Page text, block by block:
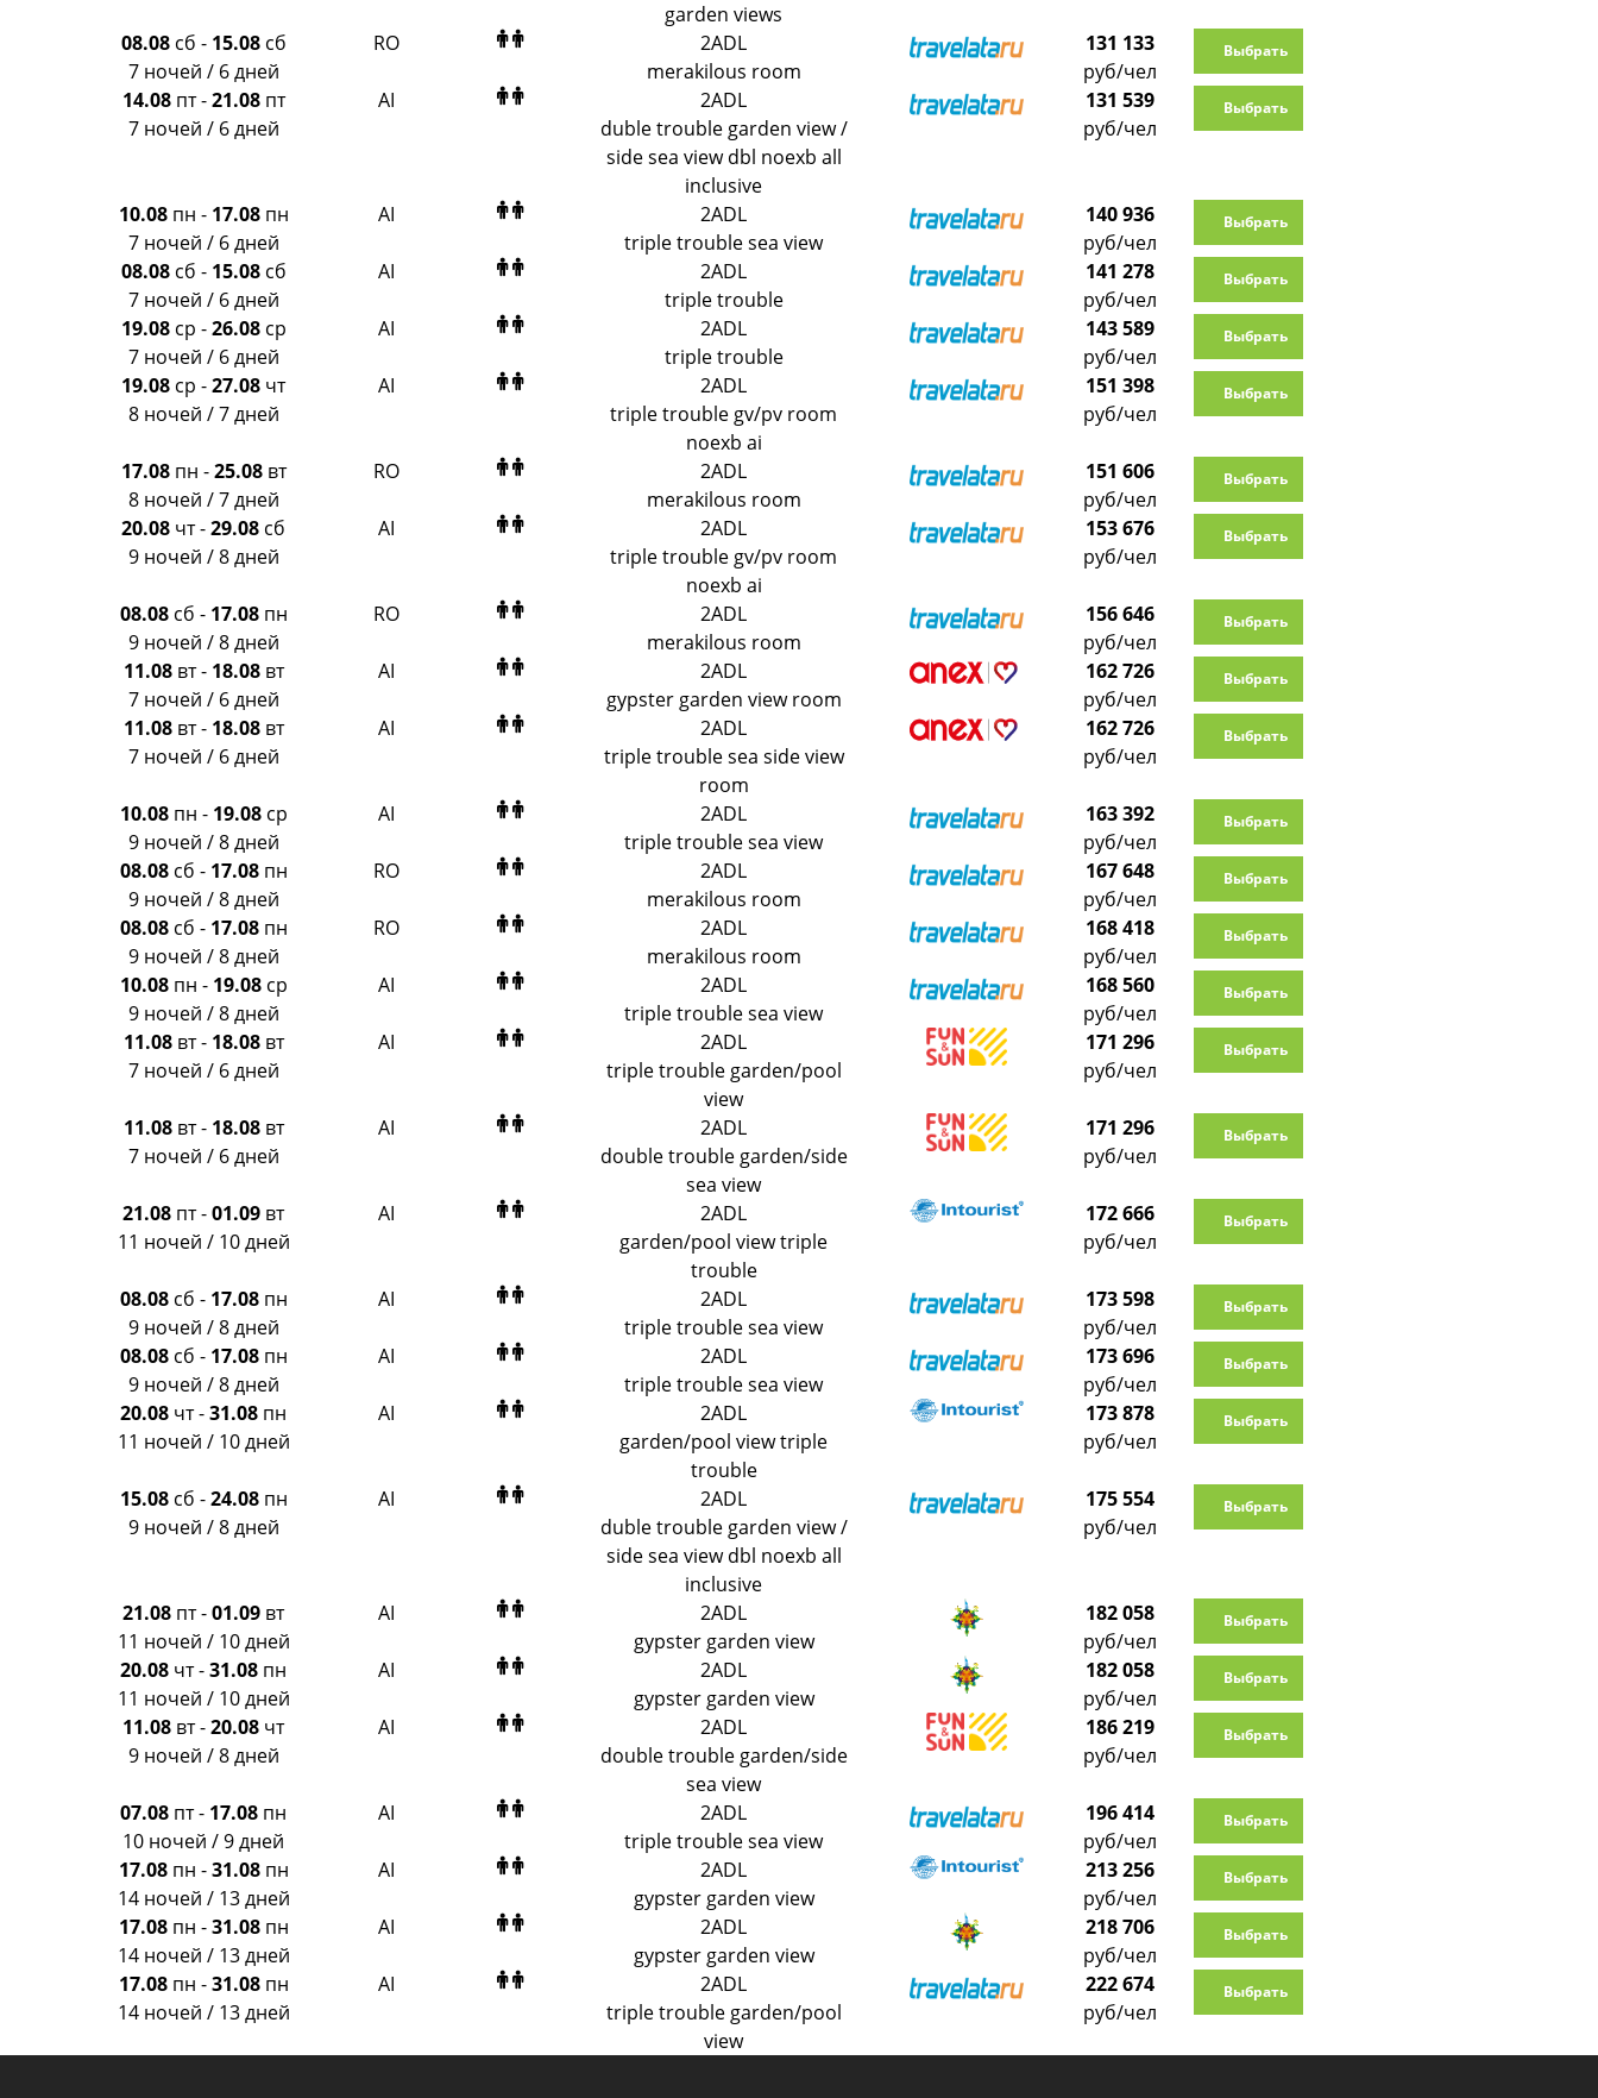
Alean
Sunmar
PlanTravel
FUN&SUN ex TUI
Russian Express
Интурист
Travelata
garden views
08.08 сб - 15.08 сб
7 ночей / 6 дней
RO
2ADL
merakilous room
131 133
руб/чел
Выбрать
14.08 пт-21.08 пт
7 ночей / 6 дней
AI
2ADL
duble trouble garden view /
side sea view dbl noexb all
inclusive
131 539
руб/чел
Выбрать
10.08 пн - 17.08 пн
7 ночей / 6 дней
AI
2ADL
triple trouble sea view
140 936
руб/чел
Выбрать
08.08 сб - 15.08 сб
7 ночей / 6 дней
AI
2ADL
triple trouble
141 278
руб/чел
Выбрать
19.08 ср -26.08 ср
7 ночей / 6 дней
AI
2ADL
triple trouble
143 589
руб/чел
Выбрать
19.08 ср -27.08 чт
8 ночей / 7 дней
AI
2ADL
triple trouble gv/pv room
noexb ai
151 398
руб/чел
Выбрать
17.08 пн -25.08 вт
8 ночей / 7 дней
RO
2ADL
merakilous room
151 606
руб/чел
Выбрать
20.08 чт-29.08 сб
9 ночей / 8 дней
AI
2ADL
triple trouble gv/pv room
noexb ai
153 676
руб/чел
Выбрать
08.08 сб - 17.08 пн
9 ночей / 8 дней
RO
2ADL
merakilous room
156 646
руб/чел
Выбрать
11.08 вт- 18.08 вт
7 ночей / 6 дней
AI
2ADL
gypster garden view room
162 726
руб/чел
Выбрать
11.08 вт- 18.08 вт
7 ночей / 6 дней
AI
2ADL
triple trouble sea side view
room
162 726
руб/чел
Выбрать
10.08 пн - 19.08 ср
9 ночей / 8 дней
AI
2ADL
triple trouble sea view
163 392
руб/чел
Выбрать
08.08 сб - 17.08 пн
9 ночей / 8 дней
RO
2ADL
merakilous room
167 648
руб/чел
Выбрать
08.08 сб - 17.08 пн
9 ночей / 8 дней
RO
2ADL
merakilous room
168 418
руб/чел
Выбрать
10.08 пн - 19.08 ср
9 ночей / 8 дней
AI
2ADL
triple trouble sea view
168 560
руб/чел
Выбрать
11.08 вт- 18.08 вт
7 ночей / 6 дней
AI
2ADL
triple trouble garden/pool
view
171 296
руб/чел
Выбрать
11.08 вт- 18.08 вт
7 ночей / 6 дней
AI
2ADL
double trouble garden/side
sea view
171 296
руб/чел
Выбрать
21.08 пт-01.09 вт
11 ночей / 10 дней
AI
2ADL
garden/pool view triple
trouble
172 666
руб/чел
Выбрать
08.08 сб - 17.08 пн
9 ночей / 8 дней
AI
2ADL
triple trouble sea view
173 598
руб/чел
Выбрать
08.08 сб - 17.08 пн
9 ночей / 8 дней
AI
2ADL
triple trouble sea view
173 696
руб/чел
Выбрать
20.08 чт-31.08 пн
11 ночей / 10 дней
AI
2ADL
garden/pool view triple
trouble
173 878
руб/чел
Выбрать
15.08 сб -24.08 пн
9 ночей / 8 дней
AI
2ADL
duble trouble garden view /
side sea view dbl noexb all
inclusive
175 554
руб/чел
Выбрать
21.08 пт-01.09 вт
11 ночей / 10 дней
AI
2ADL
gypster garden view
182 058
руб/чел
Выбрать
20.08 чт-31.08 пн
11 ночей / 10 дней
AI
2ADL
gypster garden view
182 058
руб/чел
Выбрать
11.08 вт-20.08 чт
9 ночей / 8 дней
AI
2ADL
double trouble garden/side
sea view
186 219
руб/чел
Выбрать
07.08 пт- 17.08 пн
10 ночей / 9 дней
AI
2ADL
triple trouble sea view
196 414
руб/чел
Выбрать
17.08 пн -31.08 пн
14 ночей / 13 дней
AI
2ADL
gypster garden view
213 256
руб/чел
Выбрать
17.08 пн -31.08 пн
14 ночей / 13 дней
AI
2ADL
gypster garden view
218 706
руб/чел
Выбрать
17.08 пн -31.08 пн
14 ночей / 13 дней
AI
2ADL
triple trouble garden/pool
view
222 674
руб/чел
Выбрать